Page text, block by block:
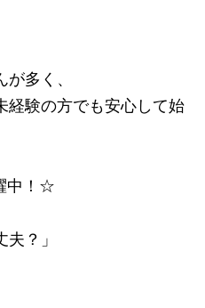
多く、
経験の方でも安心して始
中！☆
？」